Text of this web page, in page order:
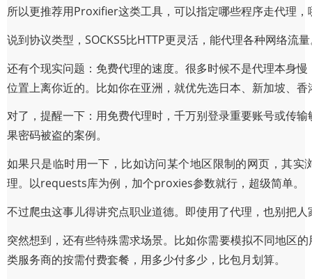
所以更推荐用Proxifier这类工具，可以指定哪些程序走代理，
说到协议类型，SOCKS5比HTTP更灵活，能代理各种网络流
还有个现实问题：免费代理的速度。很多时候不是代理本身
位置上离你近的。比如你在亚洲，就优先选日本、新加坡、香
对了，提醒一下：用免费代理时，千万别登录重要账号或传
果密码被盗的案例。
如果只是临时用一下，比如访问某个地区限制的网页，其
理。以requests库为例，加个proxies参数就行，超级简单。
不过爬虫这事儿得讲究点职业道德。即使用了代理，也别把
突然想到，还有些特殊需求场景。比如你需要模拟不同地区
类服务商的按需付费套餐，用多少付多少，比包月划算。